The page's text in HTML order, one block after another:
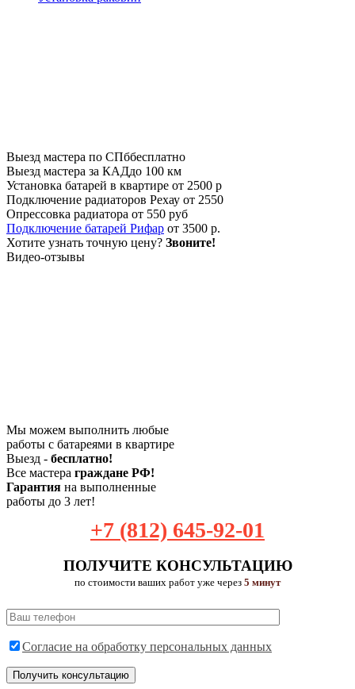
Выезд мастера по СПббесплатно
Выезд мастера за КАДдо 100 км
Установка батарей в квартире от 2500 р
Подключение радиаторов Рехау от 2550
Опрессовка радиатора от 550 руб
Подключение батарей Рифар от 3500 р.
Хотите узнать точную цену? Звоните!
Видео-отзывы
Мы можем выполнить любые
работы с батареями в квартире
Выезд - бесплатно!
Все мастера граждане РФ!
Гарантия на выполненные
работы до 3 лет!
+7 (812) 645-92-01
ПОЛУЧИТЕ КОНСУЛЬТАЦИЮ
по стоимости ваших работ уже через 5 минут
Согласие на обработку персональных данных